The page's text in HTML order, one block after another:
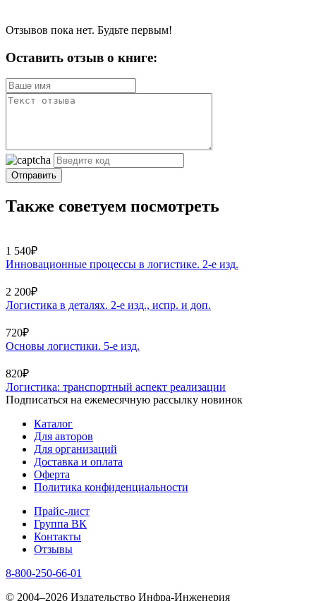
Отзывов пока нет. Будьте первым!
Оставить отзыв о книге:
Отправить
Также советуем посмотреть
1 540₽
Инновационные процессы в логистике. 2-е изд.
2 200₽
Логистика в деталях. 2-е изд., испр. и доп.
720₽
Основы логистики. 5-е изд.
820₽
Логистика: транспортный аспект реализации
Подписаться на ежемесячную рассылку новинок
Каталог
Для авторов
Для организаций
Доставка и оплата
Оферта
Политика конфиденциальности
Прайс-лист
Группа ВК
Контакты
Отзывы
8-800-250-66-01
© 2004–2026 Издательство Инфра-Инженерия